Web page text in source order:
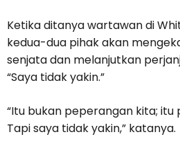
Ketika ditanya wartawan di
kedua-dua pihak akan
senjata dan melanjutkan
“Saya tidak yakin.”
“Itu bukan peperangan kita;
Tapi saya tidak yakin,” katanya.